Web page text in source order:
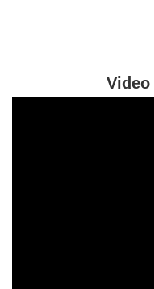
Video